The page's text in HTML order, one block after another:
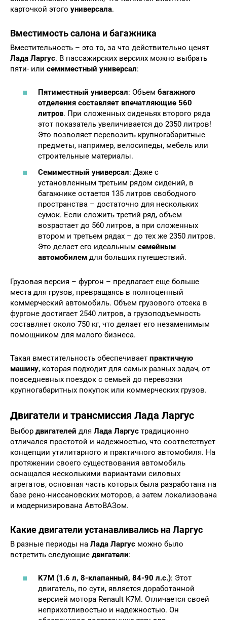
карточкой этого универсала.
Вместимость салона и багажника
Вместительность – это то, за что действительно ценят
Лада Ларгус. В пассажирских версиях можно выбрать
пяти- или семиместный универсал:
Пятиместный универсал: Объем багажного
отделения составляет впечатляющие 560
литров. При сложенных сиденьях второго ряда
этот показатель увеличивается до 2350 литров!
Это позволяет перевозить крупногабаритные
предметы, например, велосипеды, мебель или
строительные материалы.
Семиместный универсал: Даже с
установленным третьим рядом сидений, в
багажнике остается 135 литров свободного
пространства – достаточно для нескольких
сумок. Если сложить третий ряд, объем
возрастает до 560 литров, а при сложенных
втором и третьем рядах – до тех же 2350 литров.
Это делает его идеальным семейным
автомобилем для больших путешествий.
Грузовая версия – фургон – предлагает еще больше
места для грузов, превращаясь в полноценный
коммерческий автомобиль. Объем грузового отсека в
фургоне достигает 2540 литров, а грузоподъемность
составляет около 750 кг, что делает его незаменимым
помощником для малого бизнеса.
Такая вместительность обеспечивает практичную
машину, которая подходит для самых разных задач, от
повседневных поездок с семьей до перевозки
крупногабаритных покупок или коммерческих грузов.
Двигатели и трансмиссия Лада Ларгус
Выбор двигателей для Лада Ларгус традиционно
отличался простотой и надежностью, что соответствует
концепции утилитарного и практичного автомобиля. На
протяжении своего существования автомобиль
оснащался несколькими вариантами силовых
агрегатов, основная часть которых была разработана на
базе рено-ниссановских моторов, а затем локализована
и модернизирована АвтоВАЗом.
Какие двигатели устанавливались на Ларгус
В разные периоды на Лада Ларгус можно было
встретить следующие двигатели:
K7M (1.6 л, 8-клапанный, 84-90 л.с.): Этот
двигатель, по сути, является доработанной
версией мотора Renault K7M. Отличается своей
неприхотливостью и надежностью. Он